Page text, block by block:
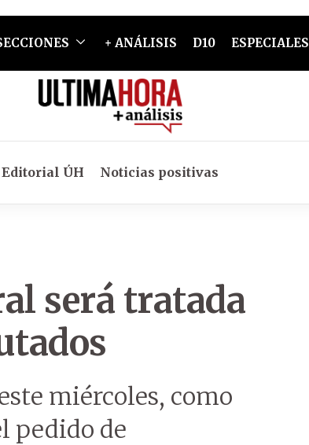
+ ANÁLISIS D10 ESPECIALES
Editorial ÚH Noticias positivas
será tratada
miércoles, como
pedido de